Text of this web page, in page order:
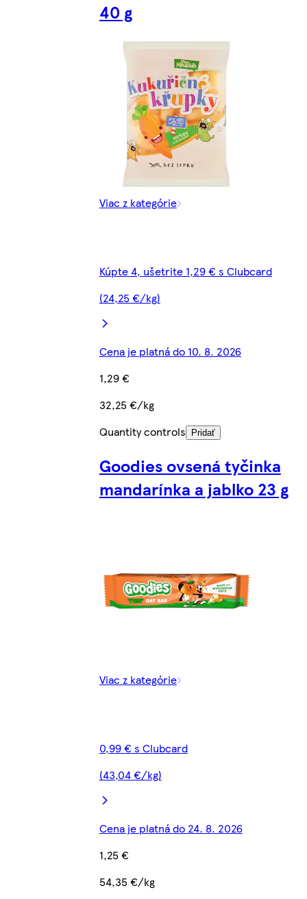
40 g
Viac z kategórie
Kúpte 4, ušetrite 1,29 € s Clubcard
(24,25 €/kg)
Cena je platná do 10. 8. 2026
1,29 €
32,25 €/kg
Quantity controls
Pridať
Goodies ovsená tyčinka
mandarínka a jablko 23 g
Viac z kategórie
0,99 € s Clubcard
(43,04 €/kg)
Cena je platná do 24. 8. 2026
1,25 €
54,35 €/kg